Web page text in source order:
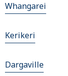
Whangarei
Kerikeri
Dargaville